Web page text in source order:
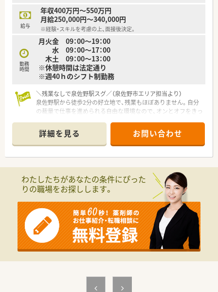
給与
年収400万円～550万円
月給250,000円～340,000円
※経験・スキルを考慮の上、面接後決定。
勤務
時間
月火金 09：00～19：00
水 09：00～17：00
木土 09：00～13：00
※休憩時間は法定通り
※週40ｈのシフト制勤務
＼残業なしで泉佐野駅スグ／（泉佐野市エリア担当より）
泉佐野駅から徒歩2分の好立地で、残業もほぼありません。自分
の裁量で仕事を進められる自由な環境なので、オンとオフをきっ
＊------------------------------------------＊
【店舗情報と応需状況について】
■南海本線の泉佐野駅から徒歩2分という抜群の立地にあり、近
■1日の処方箋枚数は20枚から30枚程度と比較的落ち着いてお
り、患者様一人ひとりに対して深く寄り添った対応が可能となり
■現在は代表薬剤師が1名体制で運営しており、地域の方々が抱
える健康上の悩みに対して解決を目指す姿勢を大切にされてい
ます。
【想定される業務内容】
■調剤や監査、服薬指導といった基本業務に加え、レセプトコン
ピューターの操作や請求業務など薬局運営の全般に携わりま
■居宅療養管理指導などの在宅業務も行っており、薬局内にとど
まらず地域の医療介護ネットワークの一翼を担う役割もござい
詳細を見る お問い合わせ
わたしたちがあなたの条件にぴった
りの職場をお探しします。